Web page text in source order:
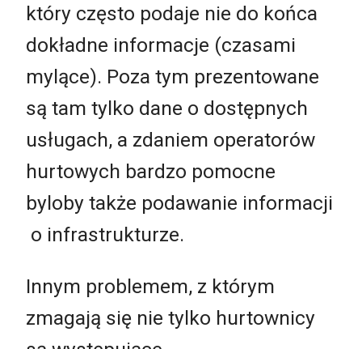
który często podaje nie do końca
dokładne informacje (czasami
mylące). Poza tym prezentowane
są tam tylko dane o dostępnych
usługach, a zdaniem operatorów
hurtowych bardzo pomocne
byloby także podawanie informacji
o infrastrukturze.
Innym problemem, z którym
zmagają się nie tylko hurtownicy